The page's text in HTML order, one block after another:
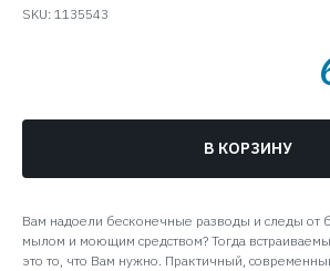
SKU: 1135543
В КОРЗИНУ
Вам надоели бесконечные разводы и следы от
мылом и моющим средством? Тогда
это то, что Вам нужно. Практичный,